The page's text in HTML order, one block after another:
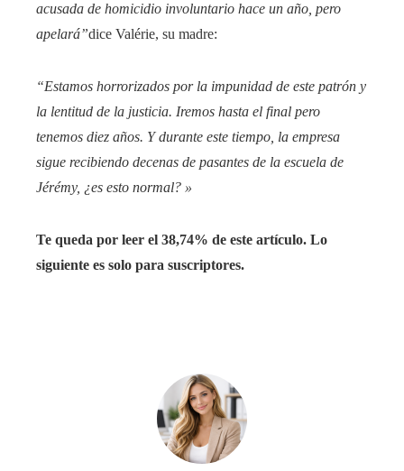
acusada de homicidio involuntario hace un año, pero
apelará”dice Valérie, su madre:
“Estamos horrorizados por la impunidad de este patrón y
la lentitud de la justicia. Iremos hasta el final pero
tenemos diez años. Y durante este tiempo, la empresa
sigue recibiendo decenas de pasantes de la escuela de
Jérémy, ¿es esto normal? »
Te queda por leer el 38,74% de este artículo. Lo
siguiente es solo para suscriptores.